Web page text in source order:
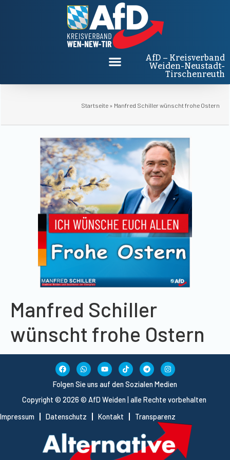
AfD – Kreisverband
Weiden-Neustadt-
Tirschenreuth
Startseite » Manfred Schiller wünscht frohe Ostern
Manfred Schiller
wünscht frohe Ostern
Copyright © 2026 © AfD Weiden | alle Rechte vorbehalten
Impressum
Datenschutz Kontakt Transparenz
Folgen Sie uns auf den Sozialen Medien